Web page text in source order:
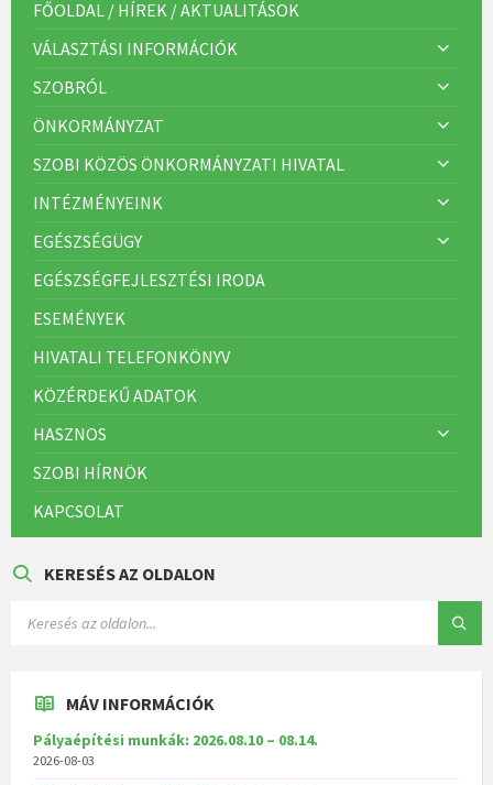
r
i
k
FŐOLDAL / HÍREK / AKTUALITÁSOK
VÁLASZTÁSI INFORMÁCIÓK
SZOBRÓL
ÖNKORMÁNYZAT
SZOBI KÖZÖS ÖNKORMÁNYZATI HIVATAL
INTÉZMÉNYEINK
EGÉSZSÉGÜGY
EGÉSZSÉGFEJLESZTÉSI IRODA
ESEMÉNYEK
HIVATALI TELEFONKÖNYV
KÖZÉRDEKŰ ADATOK
HASZNOS
SZOBI HÍRNÖK
KAPCSOLAT
KERESÉS AZ OLDALON
MÁV INFORMÁCIÓK
Pályaépítési munkák: 2026.08.10 – 08.14.
2026-08-03